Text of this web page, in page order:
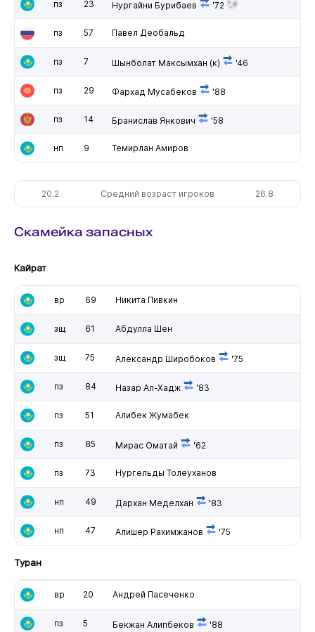
пз 23 Нургайни Бурибаев '72
пз 57 Павел Деобальд
пз 7 Шынболат Максымхан (к) '46
пз 29 Фархад Мусабеков '88
пз 14 Бранислав Янкович '58
нп 9 Темирлан Амиров
20.2 Средний возраст игроков 26.8
Скамейка запасных
Кайрат
вр 69 Никита Пивкин
зщ 61 Абдулла Шен
зщ 75 Александр Широбоков '75
пз 84 Назар Ал-Хадж '83
пз 51 Алибек Жумабек
пз 85 Мирас Оматай '62
пз 73 Нургельды Толеуханов
нп 49 Дархан Меделхан '83
нп 47 Алишер Рахимжанов '75
Туран
вр 20 Андрей Пасеченко
пз 5 Бекжан Алипбеков '88